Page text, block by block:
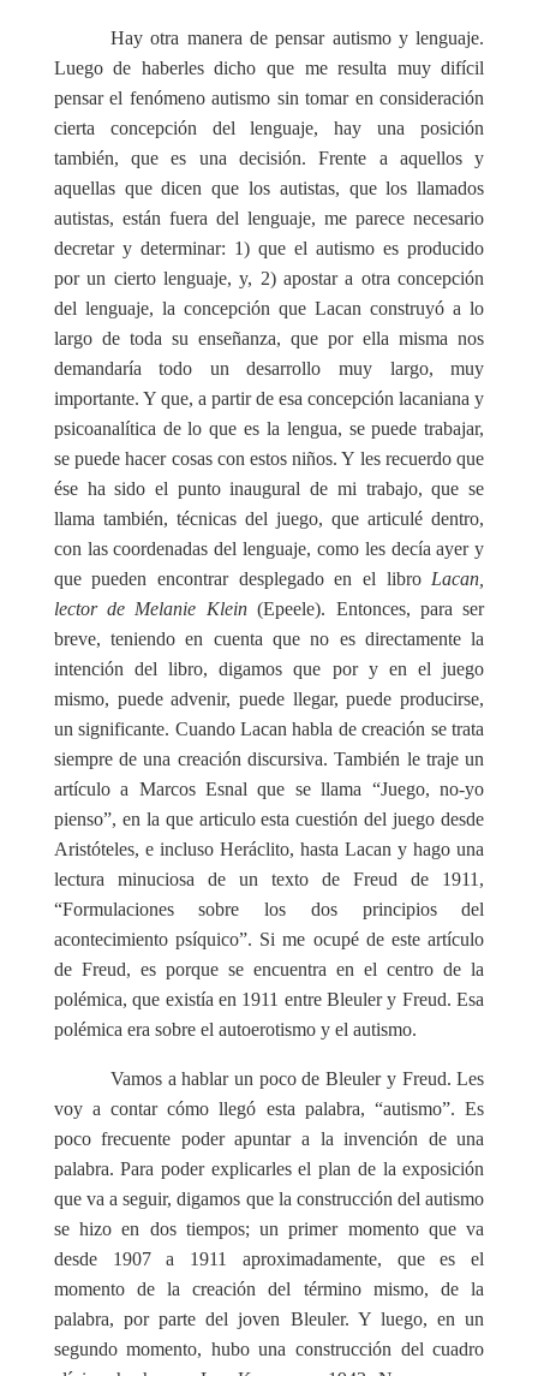
Hay otra manera de pensar autismo y lenguaje.
Luego de haberles dicho que me resulta muy difícil
pensar el fenómeno autismo sin tomar en consideración
cierta concepción del lenguaje, hay una posición
también, que es una decisión. Frente a aquellos y
aquellas que dicen que los autistas, que los llamados
autistas, están fuera del lenguaje, me parece necesario
decretar y determinar: 1) que el autismo es producido
por un cierto lenguaje, y, 2) apostar a otra concepción
del lenguaje, la concepción que Lacan construyó a lo
largo de toda su enseñanza, que por ella misma nos
demandaría todo un desarrollo muy largo, muy
importante. Y que, a partir de esa concepción lacaniana y
psicoanalítica de lo que es la lengua, se puede trabajar,
se puede hacer cosas con estos niños. Y les recuerdo que
ése ha sido el punto inaugural de mi trabajo, que se
llama también, técnicas del juego, que articulé dentro,
con las coordenadas del lenguaje, como les decía ayer y
que pueden encontrar desplegado en el libro Lacan,
lector de Melanie Klein(Epeele). Entonces, para ser
breve, teniendo en cuenta que no es directamente la
intención del libro, digamos que por y en el juego
mismo, puede advenir, puede llegar, puede producirse,
un significante. Cuando Lacan habla de creación se trata
siempre de una creación discursiva. También le traje un
artículo a Marcos Esnal que se llama “Juego, no-yo
pienso”, en la que articulo esta cuestión del juego desde
Aristóteles, e incluso Heráclito, hasta Lacan y hago una
lectura minuciosa de un texto de Freud de 1911,
“Formulaciones sobre los dos principios del
acontecimiento psíquico”. Si me ocupé de este artículo
de Freud, es porque se encuentra en el centro de la
polémica, que existía en 1911 entre Bleuler y Freud. Esa
polémica era sobre el autoerotismo y el autismo.
Vamos a hablar un poco de Bleuler y Freud. Les
voy a contar cómo llegó esta palabra, “autismo”. Es
poco frecuente poder apuntar a la invención de una
palabra. Para poder explicarles el plan de la exposición
que va a seguir, digamos que la construcción del autismo
se hizo en dos tiempos; un primer momento que va
desde 1907 a 1911 aproximadamente, que es el
momento de la creación del término mismo, de la
palabra, por parte del joven Bleuler. Y luego, en un
segundo momento, hubo una construcción del cuadro